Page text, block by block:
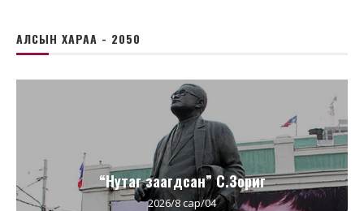
АЛСЫН ХАРАА - 2050
“Нутаг заагдсан” С.Зориг
2026/8 сар/04